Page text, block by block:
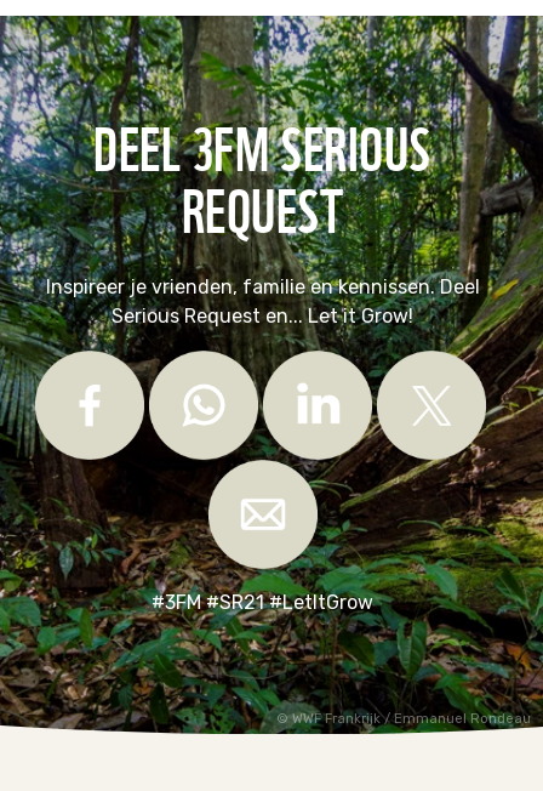
DEEL 3FM SERIOUS
REQUEST
Inspireer je vrienden, familie en kennissen. Deel
Serious Request en... Let it Grow!
#3FM #SR21 #LetItGrow
WWF Frankrijk / Emmanuel Rondeau